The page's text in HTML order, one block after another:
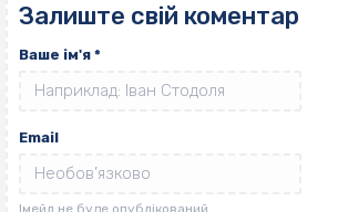
Залиште свій коментар
Ваше ім'я *
Email